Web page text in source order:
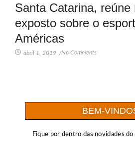
Santa Catarina, reúne
exposto sobre o
Américas
abril 1, 2019 /No Comments
BEM-
Fique por dentro das novidades